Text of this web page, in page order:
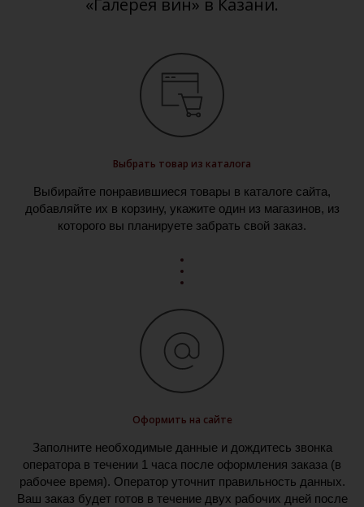
«Галерея вин» в Казани.
Выбрать товар из каталога
Выбирайте понравившиеся товары в каталоге сайта,
добавляйте их в корзину, укажите один из магазинов, из
которого вы планируете забрать свой заказ.
Оформить на сайте
Заполните необходимые данные и дождитесь звонка
оператора в течении 1 часа после оформления заказа (в
рабочее время). Оператор уточнит правильность данных.
Ваш заказ будет готов в течение двух рабочих дней после